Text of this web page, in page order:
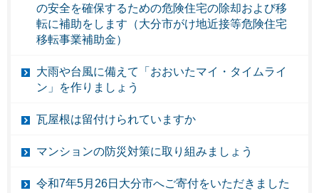
の安全を確保するための危険住宅の除却および移
転に補助をします（大分市がけ地近接等危険住宅
移転事業補助金）
大雨や台風に備えて「おおいたマイ・タイムライ
ン」を作りましょう
瓦屋根は留付けられていますか
マンションの防災対策に取り組みましょう
令和7年5月26日大分市へご寄付をいただきました